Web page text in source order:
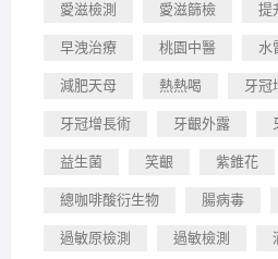
愛滋檢測 愛滋篩檢 提
早洩治療 桃園中醫 水
減肥天母 熱熱喝 牙冠
牙冠增長術 牙齦外露
益生菌 笑齦 紫錐花
總咖啡酸衍生物 腸病毒
過敏原檢測 過敏檢測